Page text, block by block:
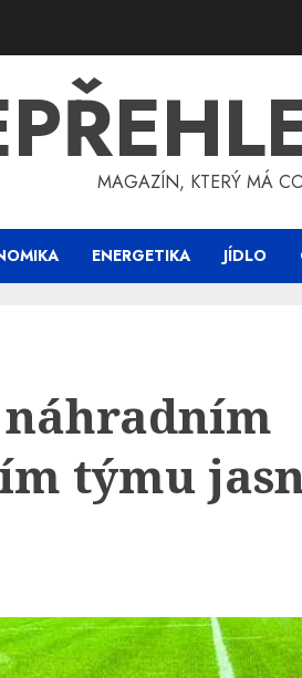
MAGAZÍN, KTERÝ MÁ
ENERGETIKA JÍDLO
týmu